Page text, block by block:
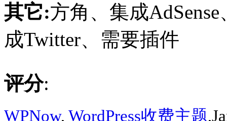
其它:方角、集成
成Twitter、需要插件
评分:
WPNow, WordPress收费主题